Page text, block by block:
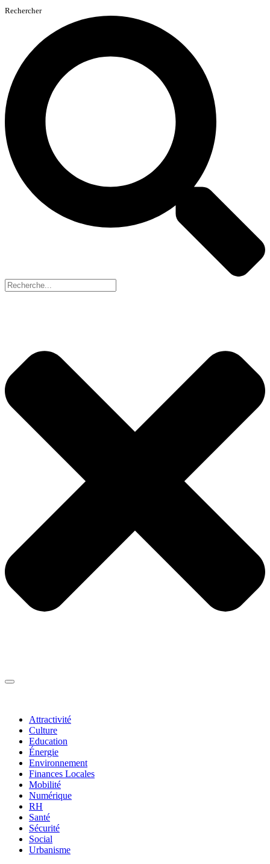
Rechercher
Attractivité
Culture
Education
Énergie
Environnement
Finances Locales
Mobilité
Numérique
RH
Santé
Sécurité
Social
Urbanisme